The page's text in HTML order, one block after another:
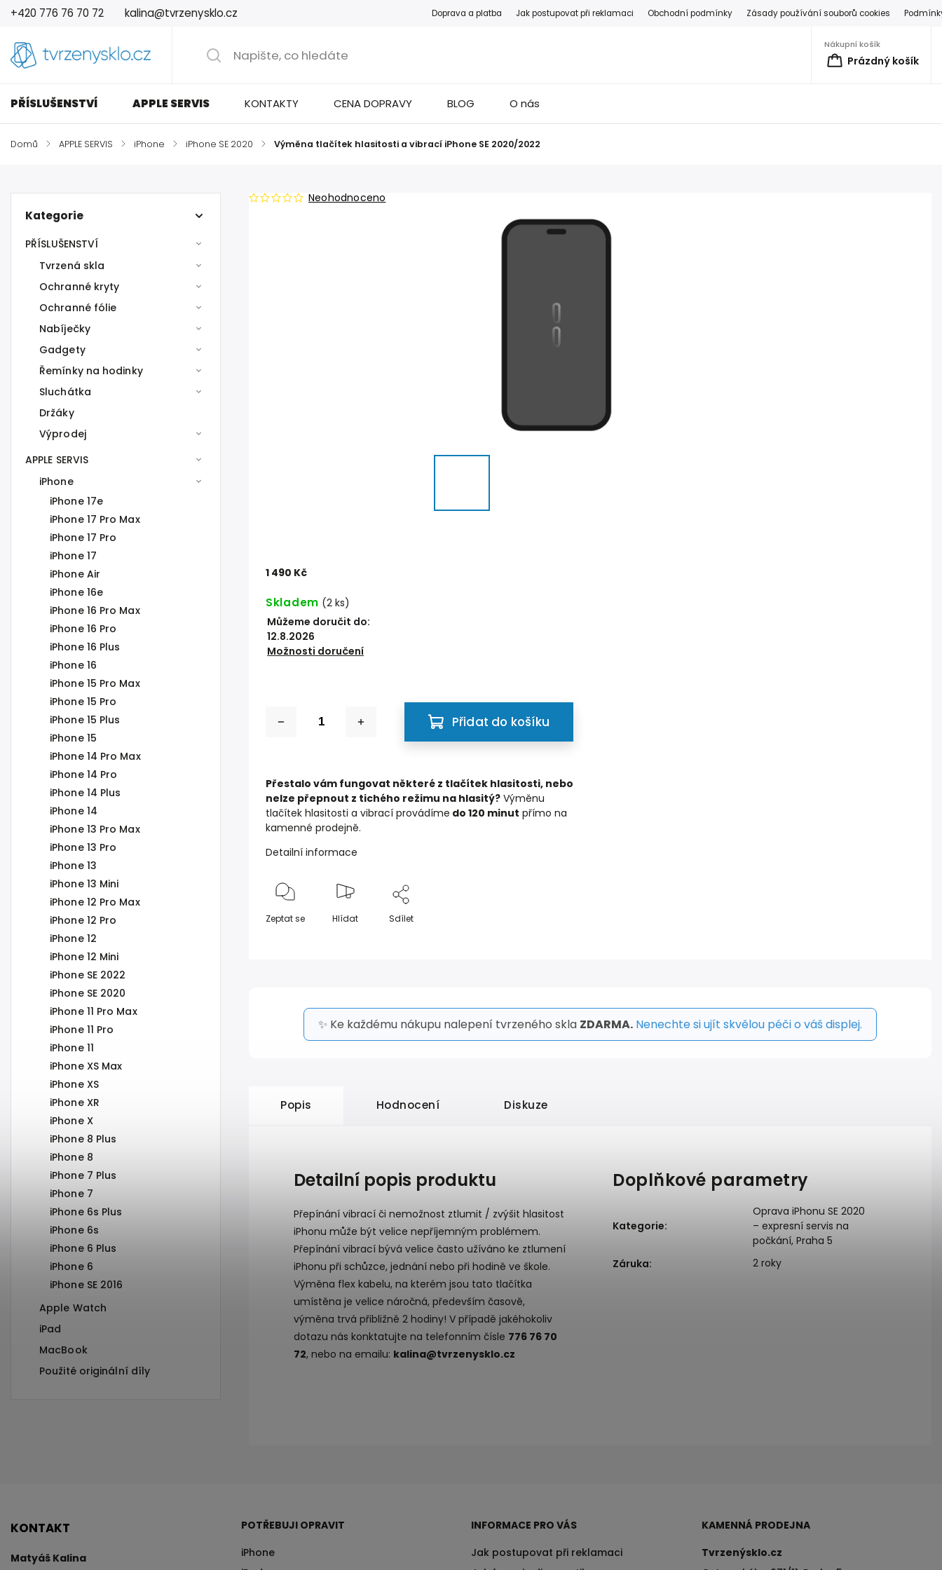
+420 776 76 70 72 kalina@tvrzenysklo.cz Doprava a platba Jak postupovat při reklamaci Obchodní podmínky Zásady používání souborů cookies
Nákupní košík
Prázdný košík
PŘÍSLUŠENSTVÍ APPLE SERVIS KONTAKTY CENA DOPRAVY BLOG O nás
Domů / APPLE SERVIS / iPhone / iPhone SE 2020 / Výměna tlačítek hlasitosti a vibrací iPhone SE 2020/2022
Kategorie
PŘÍSLUŠENSTVÍ
Tvrzená skla
Ochranné kryty
Ochranné fólie
Nabíječky
Gadgety
Řemínky na hodinky
Sluchátka
Držáky
Výprodej
APPLE SERVIS
iPhone
iPhone 17e
iPhone 17 Pro Max
iPhone 17 Pro
iPhone 17
iPhone Air
iPhone 16e
iPhone 16 Pro Max
iPhone 16 Pro
iPhone 16 Plus
iPhone 16
iPhone 15 Pro Max
iPhone 15 Pro
iPhone 15 Plus
iPhone 15
iPhone 14 Pro Max
iPhone 14 Pro
iPhone 14 Plus
iPhone 14
iPhone 13 Pro Max
iPhone 13 Pro
iPhone 13
iPhone 13 Mini
iPhone 12 Pro Max
iPhone 12 Pro
iPhone 12
iPhone 12 Mini
iPhone SE 2022
iPhone SE 2020
iPhone 11 Pro Max
iPhone 11 Pro
iPhone 11
iPhone XS Max
iPhone XS
iPhone XR
iPhone X
iPhone 8 Plus
iPhone 8
iPhone 7 Plus
iPhone 7
iPhone 6s Plus
iPhone 6s
iPhone 6 Plus
iPhone 6
iPhone SE 2016
Apple Watch
iPad
MacBook
Použité originální díly
Neohodnoceno
1 490 Kč
Skladem (2 ks)
Můžeme doručit do:
12.8.2026
Možnosti doručení
Přidat do košíku
Přestalo vám fungovat některé z tlačítek hlasitosti, nebo
nelze přepnout z tichého režimu na hlasitý? Výměnu
tlačítek hlasitosti a vibrací provádíme do 120 minut přímo na
kamenné prodejně.
Detailní informace
Zeptat se Hlídat Sdílet
✨ Ke každému nákupu nalepení tvrzeného skla ZDARMA. Nenechte si ujít skvělou péči o váš displej.
Popis Hodnocení Diskuze
Detailní popis produktu
Přepínání vibrací či nemožnost ztlumit / zvýšit hlasitost
iPhonu může být velice nepříjemným problémem.
Přepínání vibrací bývá velice často užíváno ke ztlumení
iPhonu při schůzce, jednání nebo při hodině ve škole.
Výměna flex kabelu, na kterém jsou tato tlačítka
umístěna je velice náročná, především časově,
výměna trvá přibližně 2 hodiny! V případě jakéhokoliv
dotazu nás konktatujte na telefonním čísle 776 76 70
72, nebo na emailu: kalina@tvrzenysklo.cz
Doplňkové parametry
Kategorie:
Oprava iPhonu SE 2020
– expresní servis na
počkání, Praha 5
Záruka: 2 roky
KONTAKT
Matyáš Kalina
POTŘEBUJI OPRAVIT
iPhone
INFORMACE PRO VÁS
Jak postupovat při reklamaci
KAMENNÁ PRODEJNA
Tvrzenýsklo.cz